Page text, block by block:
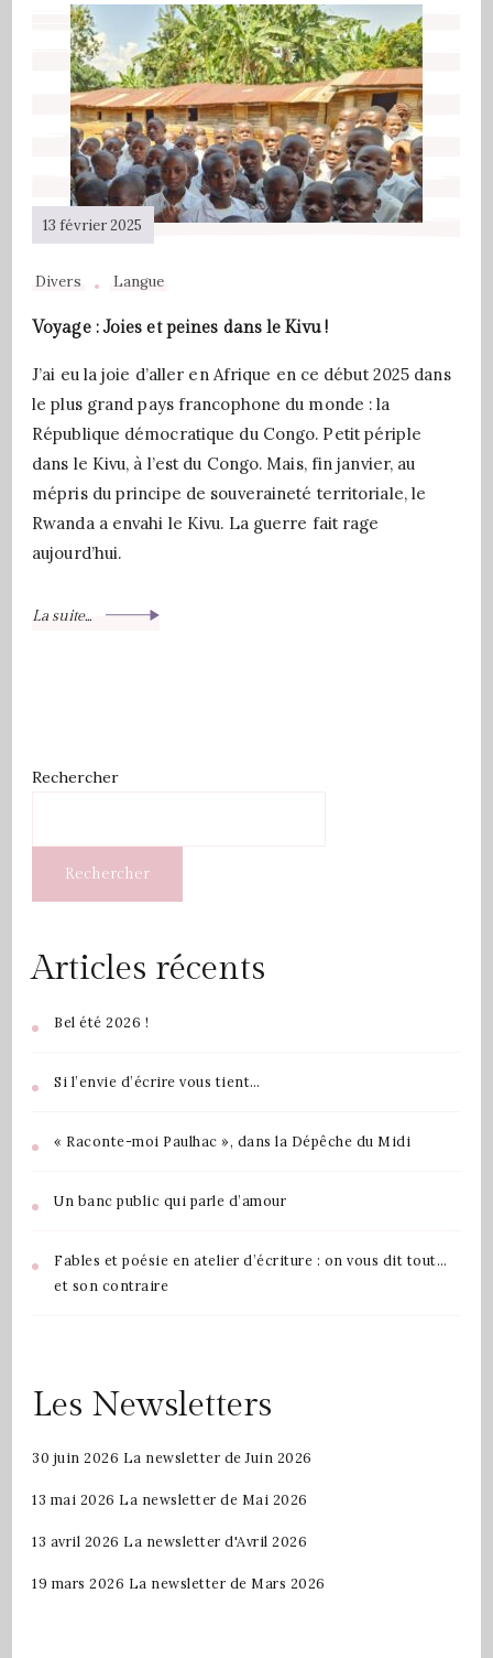
13 février 2025
Divers Langue
Voyage : Joies et peines dans le Kivu !
J’ai eu la joie d’aller en Afrique en ce début 2025 dans
le plus grand pays francophone du monde : la
République démocratique du Congo. Petit périple
dans le Kivu, à l’est du Congo. Mais, fin janvier, au
mépris du principe de souveraineté territoriale, le
Rwanda a envahi le Kivu. La guerre fait rage
aujourd’hui.
La suite...
Rechercher
Rechercher
Articles récents
Bel été 2026 !
Si l’envie d’écrire vous tient…
« Raconte-moi Paulhac », dans la Dépêche du Midi
Un banc public qui parle d’amour
Fables et poésie en atelier d’écriture : on vous dit tout…
et son contraire
Les Newsletters
30 juin 2026 La newsletter de Juin 2026
13 mai 2026 La newsletter de Mai 2026
13 avril 2026 La newsletter d'Avril 2026
19 mars 2026 La newsletter de Mars 2026